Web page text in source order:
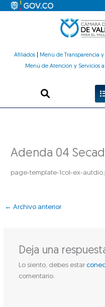
Afiliados| Menú de Transparencia
Menú de Atención y Servicios
Adenda 04
page-template-1col-ex-
← Archivo anterior
Deja una
Lo siento, debes estar
comentario.